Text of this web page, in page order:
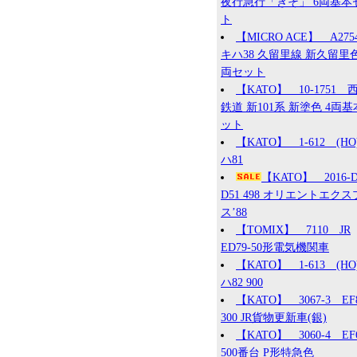
ト
【MICRO ACE】
キハ38 久留里線 新久留里
両セット
【KATO】 10-1751
鉄道 新101系 新塗色 4両基
ット
【KATO】 1-612
ハ81
【KATO】
D51 498 オリエントエクス
ス’88
【TOMIX】 7110 JR
ED79-50形電気機関車
【KATO】 1-613
ハ82 900
【KATO】 3067-3
300 JR貨物更新車(銀)
【KATO】 3060-4
500番台 P形特急色